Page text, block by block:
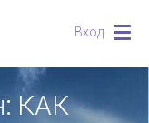
Вход
КАК